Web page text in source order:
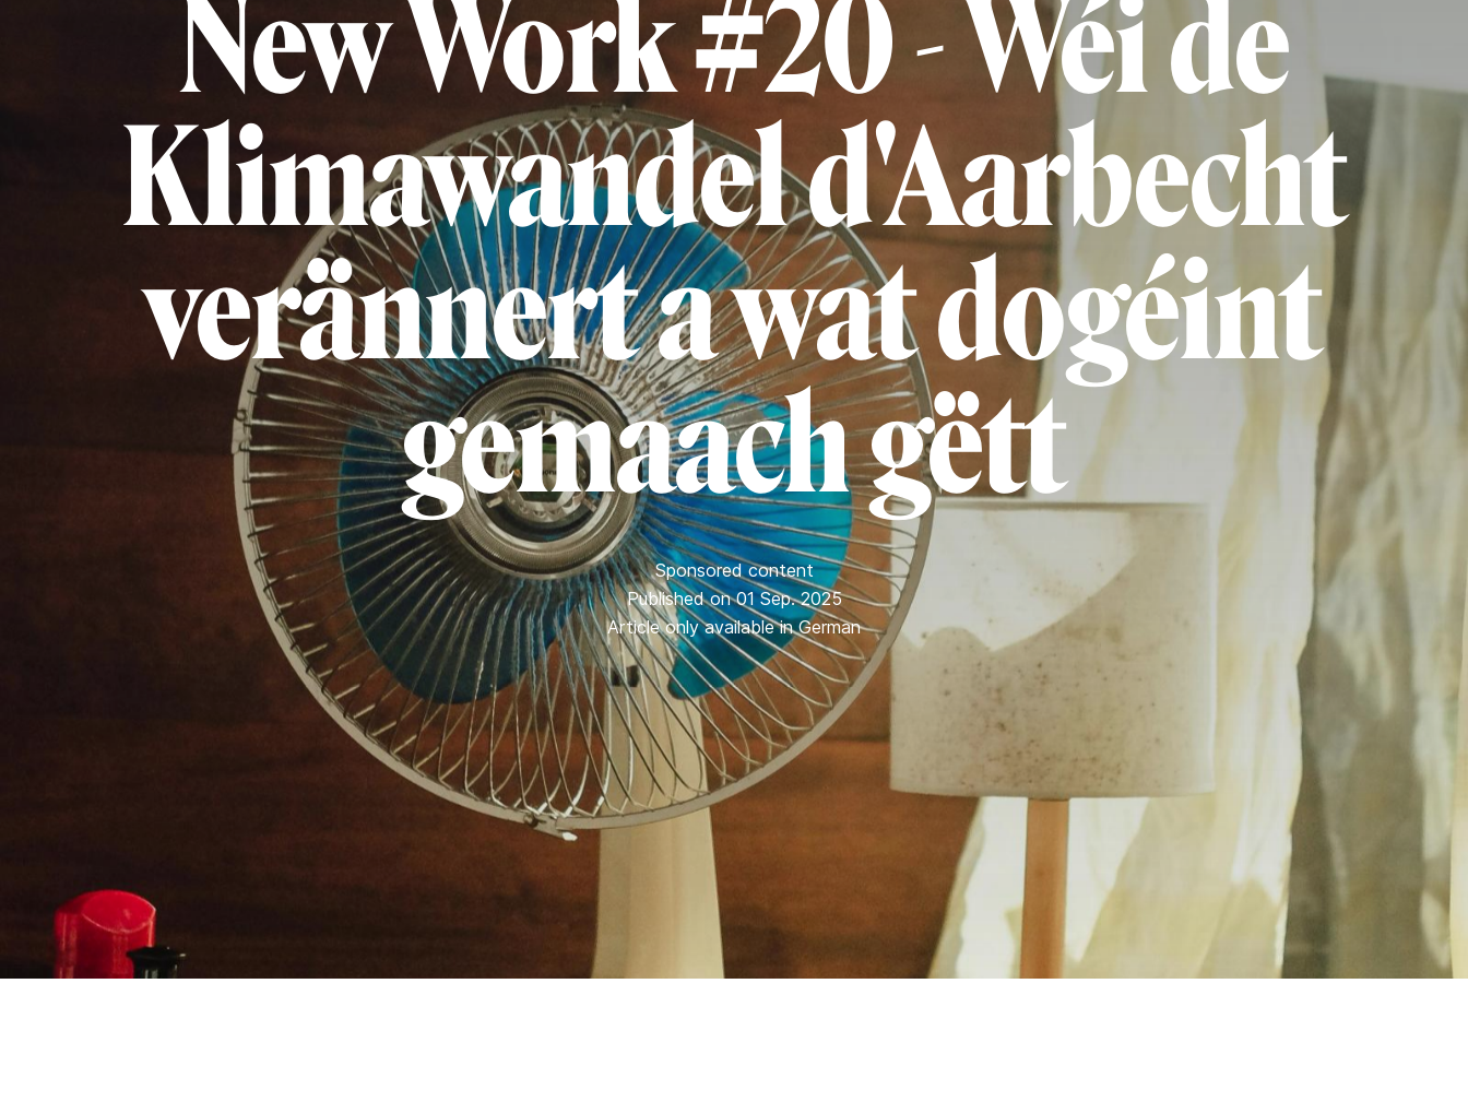
New Work #20 - Wéi de
Klimawandel d'Aarbecht
verännert a wat dogéint
gemaach gëtt
Sponsored content
Published on 01 Sep. 2025
Article only available in German